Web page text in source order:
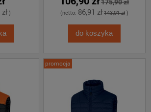
)
175,90 zł
(netto: 86,91 zł 143,01 zł)
do koszyka
promocja